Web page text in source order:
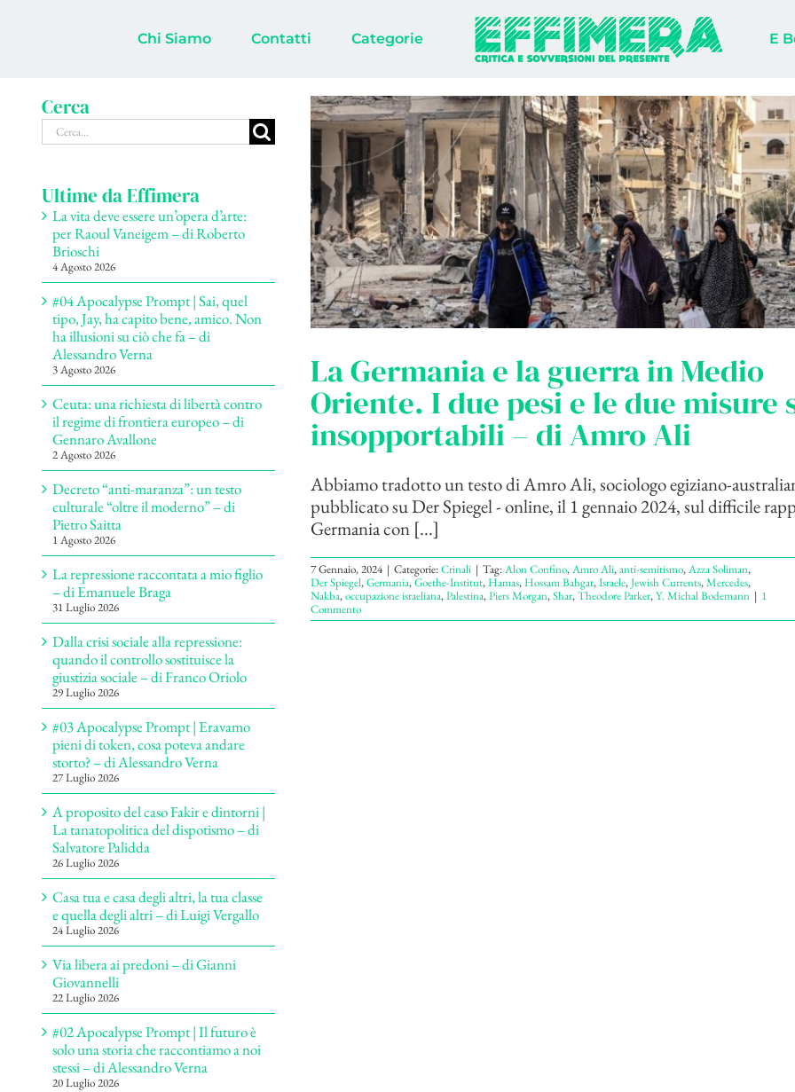
Chi Siamo Contatti Categorie E
La Germania e la guerra in Medio
Oriente. I due pesi e le due misure
insopportabili – di Amro Ali
Abbiamo tradotto un testo di Amro Ali, sociologo egiziano-
pubblicato su Der Spiegel - online, il 1 gennaio 2024, sul difficile
Germania con [...]
7 Gennaio, 2024 | Categorie:Crinali | Tag:Alon Confino,Amro Ali,anti-semitismo,Azza Soliman,
Der Spiegel,Germania,Goethe-Institut,Hamas,Hossam Bahgat,Israele,Jewish Currents,Mercedes,
Nakba,occupazione israeliana,Palestina,Piers Morgan,Shar,Theodore Parker,Y. Michal Bodemann | 1
Commento
Cerca
Cerca
per:
Ultime da Effimera
La vita deve essere un’opera d’arte:
per Raoul Vaneigem – di Roberto
Brioschi
4 Agosto 2026
#04 Apocalypse Prompt | Sai, quel
tipo, Jay, ha capito bene, amico. Non
ha illusioni su ciò che fa – di
Alessandro Verna
3 Agosto 2026
Ceuta: una richiesta di libertà contro
il regime di frontiera europeo – di
Gennaro Avallone
2 Agosto 2026
Decreto “anti-maranza”: un testo
culturale “oltre il moderno” – di
Pietro Saitta
1 Agosto 2026
La repressione raccontata a mio figlio
– di Emanuele Braga
31 Luglio 2026
Dalla crisi sociale alla repressione:
quando il controllo sostituisce la
giustizia sociale – di Franco Oriolo
29 Luglio 2026
#03 Apocalypse Prompt | Eravamo
pieni di token, cosa poteva andare
storto? – di Alessandro Verna
27 Luglio 2026
A proposito del caso Fakir e dintorni |
La tanatopolitica del dispotismo – di
Salvatore Palidda
26 Luglio 2026
Casa tua e casa degli altri, la tua classe
e quella degli altri – di Luigi Vergallo
24 Luglio 2026
Via libera ai predoni – di Gianni
Giovannelli
22 Luglio 2026
#02 Apocalypse Prompt | Il futuro è
solo una storia che raccontiamo a noi
stessi – di Alessandro Verna
20 Luglio 2026